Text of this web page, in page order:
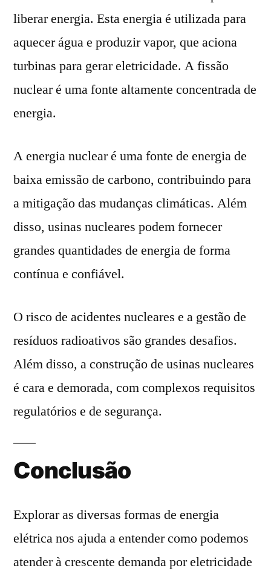
liberar energia. Esta energia é utilizada para
aquecer água e produzir vapor, que aciona
turbinas para gerar eletricidade. A fissão
nuclear é uma fonte altamente concentrada de
energia.
A energia nuclear é uma fonte de energia de
baixa emissão de carbono, contribuindo para
a mitigação das mudanças climáticas. Além
disso, usinas nucleares podem fornecer
grandes quantidades de energia de forma
contínua e confiável.
O risco de acidentes nucleares e a gestão de
resíduos radioativos são grandes desafios.
Além disso, a construção de usinas nucleares
é cara e demorada, com complexos requisitos
regulatórios e de segurança.
Conclusão
Explorar as diversas formas de energia
elétrica nos ajuda a entender como podemos
atender à crescente demanda por eletricidade